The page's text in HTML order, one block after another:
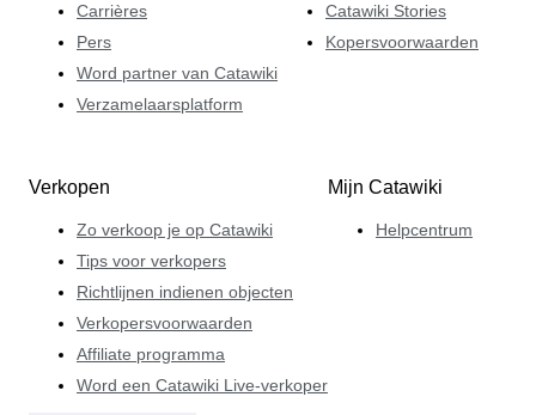
Carrières
Pers
Word partner van Catawiki
Verzamelaarsplatform
Catawiki Stories
Kopersvoorwaarden
Verkopen
Zo verkoop je op Catawiki
Tips voor verkopers
Richtlijnen indienen objecten
Verkopersvoorwaarden
Affiliate programma
Word een Catawiki Live-verkoper
Mijn Catawiki
Helpcentrum